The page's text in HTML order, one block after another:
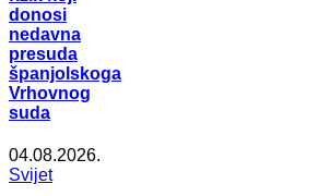
donosi
nedavna
presuda
španjolskoga
Vrhovnog
suda
04.08.2026.
Svijet